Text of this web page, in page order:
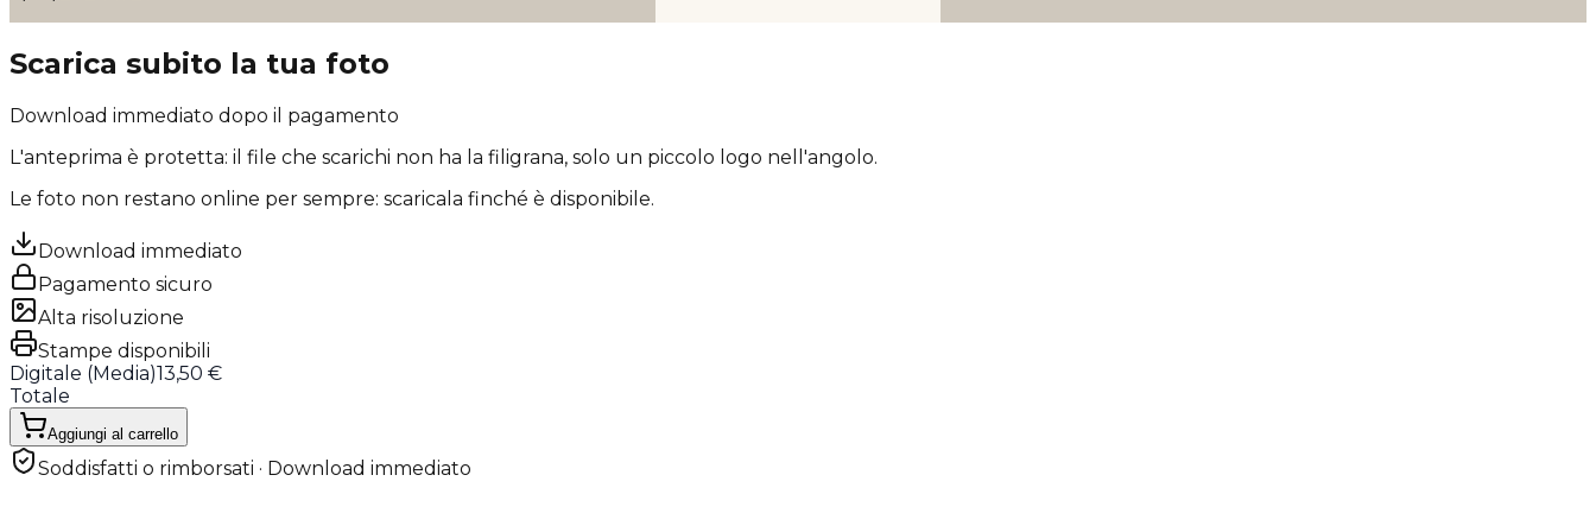
Scarica subito la tua foto
Download immediato dopo il pagamento
L'anteprima è protetta: il file che scarichi non ha la filigrana, solo un piccolo logo nell'angolo.
Le foto non restano online per sempre: scaricala finché è disponibile.
Download immediato
Pagamento sicuro
Alta risoluzione
Stampe disponibili
Digitale (Media)13,50 €
Totale
Aggiungi al carrello
Soddisfatti o rimborsati · Download immediato